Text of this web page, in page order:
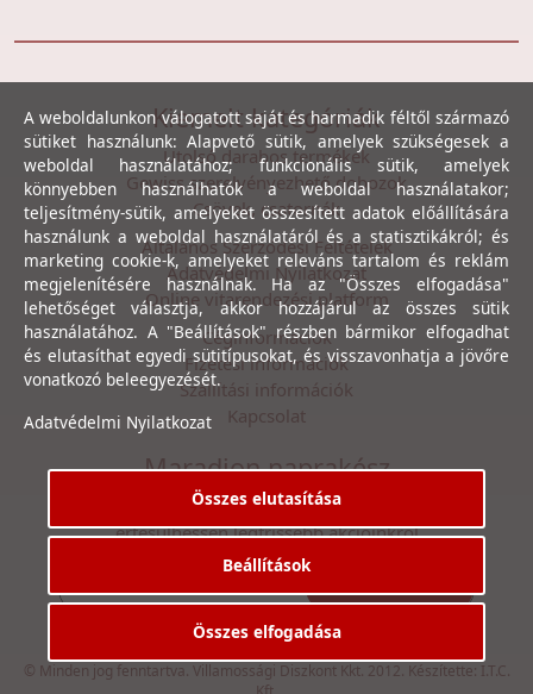
Kiemelt kategóriák
Utolsó darabos termékek
Gewiss szerelvényezhető dobozok
Csövek, csatornák
Általános Szerződési Feltételek
Adatvédelmi Nyilatkozat
Online vitarendezési platform
Céginformációk
Fizetési információk
Szállítási információk
Kapcsolat
Maradjon naprakész
Íratkozzon fel hírlevelünkre, hogy első kézből
értesülhessen legfrissebb akcióinkról
Elfogadom azAdatvédelmi Nyilatkozat
© Minden jog fenntartva. Villamossági Diszkont Kkt. 2012. Készítette: I.T.C.
A weboldalunkon válogatott saját és harmadik féltől származó
sütiket használunk: Alapvető sütik, amelyek szükségesek a
weboldal használatához; funkcionális sütik, amelyek
könnyebben használhatók a weboldal használatakor;
teljesítmény-sütik, amelyeket összesített adatok előállítására
használunk a weboldal használatáról és a statisztikákról; és
marketing cookie-k, amelyeket releváns tartalom és reklám
megjelenítésére használnak. Ha az "Összes elfogadása"
lehetőséget választja, akkor hozzájárul az összes sütik
használatához. A "Beállítások" részben bármikor elfogadhat
és elutasíthat egyedi sütitípusokat, és visszavonhatja a jövőre
vonatkozó beleegyezését.
Adatvédelmi Nyilatkozat
Összes elutasítása
Beállítások
Összes elfogadása